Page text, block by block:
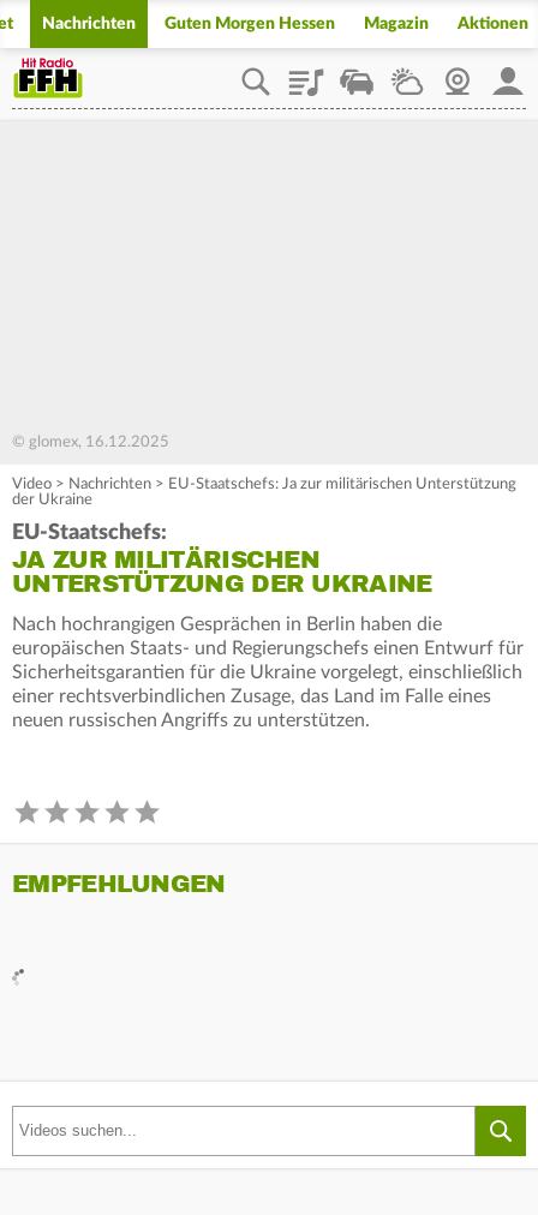
Nachrichten Guten Morgen Hessen Magazin Aktionen
PlaylistStaupilotWetterWebcam
© glomex, 16.12.2025
Video > Nachrichten > EU-Staatschefs: Ja zur militärischen Unterstützung
der Ukraine
EU-Staatschefs:
JA ZUR MILITÄRISCHEN
UNTERSTÜTZUNG DER UKRAINE
Nach hochrangigen Gesprächen in Berlin haben die
europäischen Staats- und Regierungschefs einen Entwurf für
Sicherheitsgarantien für die Ukraine vorgelegt, einschließlich
einer rechtsverbindlichen Zusage, das Land im Falle eines
neuen russischen Angriffs zu unterstützen.
EMPFEHLUNGEN